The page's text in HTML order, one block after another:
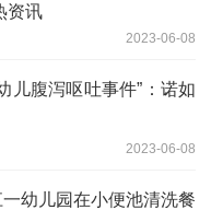
资讯
2023-06-08
儿腹泻呕吐事件”：诺如
2023-06-08
幼儿园在小便池清洗餐